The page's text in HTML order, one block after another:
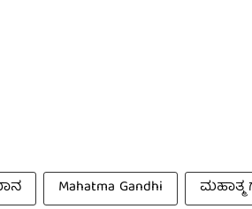
Mahatma Gandhi ಮಹಾತ್ಮ